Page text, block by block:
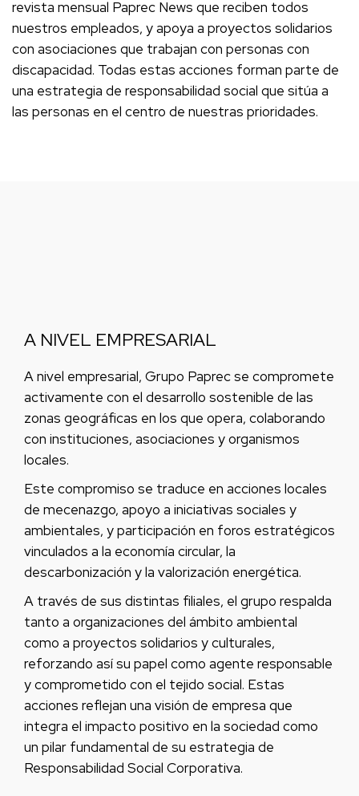
revista mensual Paprec News que reciben todos
nuestros empleados, y apoya a proyectos solidarios
con asociaciones que trabajan con personas con
discapacidad. Todas estas acciones forman parte de
una estrategia de responsabilidad social que sitúa a
las personas en el centro de nuestras prioridades.
A NIVEL EMPRESARIAL
A nivel empresarial, Grupo Paprec se compromete
activamente con el desarrollo sostenible de las
zonas geográficas en los que opera, colaborando
con instituciones, asociaciones y organismos
locales.
Este compromiso se traduce en acciones locales
de mecenazgo, apoyo a iniciativas sociales y
ambientales, y participación en foros estratégicos
vinculados a la economía circular, la
descarbonización y la valorización energética.
A través de sus distintas filiales, el grupo respalda
tanto a organizaciones del ámbito ambiental
como a proyectos solidarios y culturales,
reforzando así su papel como agente responsable
y comprometido con el tejido social. Estas
acciones reflejan una visión de empresa que
integra el impacto positivo en la sociedad como
un pilar fundamental de su estrategia de
Responsabilidad Social Corporativa.